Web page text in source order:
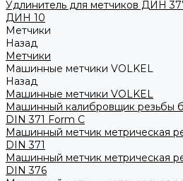
Удлинитель для метчиков ДИН
ДИН 10
Метчики
Назад
Метчики
Машинные метчики VOLKEL
Назад
Машинные метчики VOLKEL
Машинный калибровщик резьбы
DIN 371 Form C
Машинный метчик метрическая
DIN 371
Машинный метчик метрическая
DIN 376